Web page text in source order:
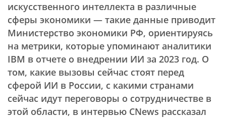
искусственного интеллекта в различные
сферы экономики — такие данные приводит
Министерство экономики РФ, ориентируясь
на метрики, которые упоминают аналитики
IBM в отчете о внедрении ИИ за 2023 год. О
том, какие вызовы сейчас стоят перед
сферой ИИ в России, с какими странами
сейчас идут переговоры о сотрудничестве в
этой области, в интервью CNews рассказал